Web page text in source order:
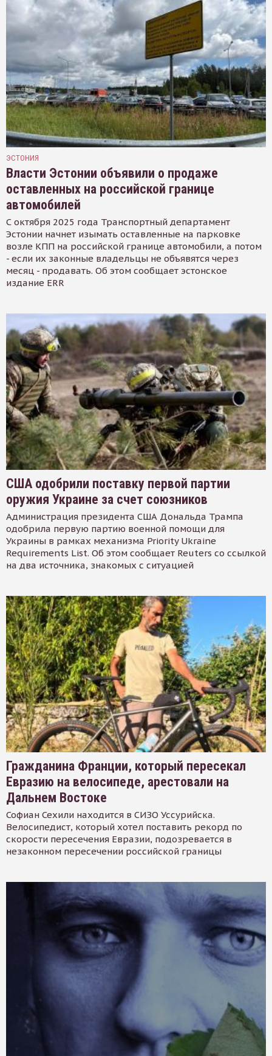
ЭСТОНИЯ
Власти Эстонии объявили о продаже
оставленных на российской границе
автомобилей
С октября 2025 года Транспортный департамент
Эстонии начнет изымать оставленные на парковке
возле КПП на российской границе автомобили, а потом
- если их законные владельцы не объявятся через
месяц - продавать. Об этом сообщает эстонское
издание ERR
США одобрили поставку первой партии
оружия Украине за счет союзников
Администрация президента США Дональда Трампа
одобрила первую партию военной помощи для
Украины в рамках механизма Priority Ukraine
Requirements List. Об этом сообщает Reuters со ссылкой
на два источника, знакомых с ситуацией
Гражданина Франции, который пересекал
Евразию на велосипеде, арестовали на
Дальнем Востоке
Софиан Сехили находится в СИЗО Уссурийска.
Велосипедист, который хотел поставить рекорд по
скорости пересечения Евразии, подозревается в
незаконном пересечении российской границы